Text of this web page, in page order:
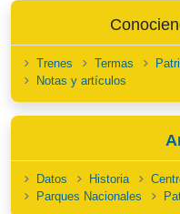
Trenes Termas
Notas y artículos
Datos Historia
Parques Nacionales